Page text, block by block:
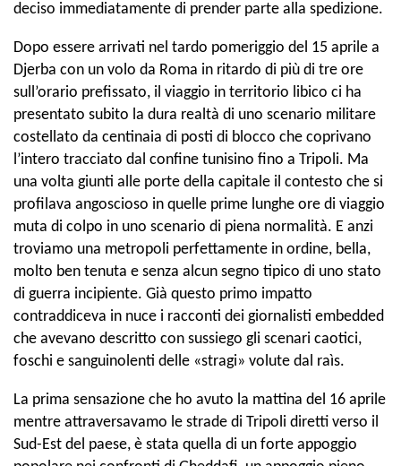
deciso immediatamente di prender parte alla spedizione.
Dopo essere arrivati nel tardo pomeriggio del 15 aprile a
Djerba con un volo da Roma in ritardo di più di tre ore
sull’orario prefissato, il viaggio in territorio libico ci ha
presentato subito la dura realtà di uno scenario militare
costellato da centinaia di posti di blocco che coprivano
l’intero tracciato dal confine tunisino fino a Tripoli. Ma
una volta giunti alle porte della capitale il contesto che si
profilava angoscioso in quelle prime lunghe ore di viaggio
muta di colpo in uno scenario di piena normalità. E anzi
troviamo una metropoli perfettamente in ordine, bella,
molto ben tenuta e senza alcun segno tipico di uno stato
di guerra incipiente. Già questo primo impatto
contraddiceva in nuce i racconti dei giornalisti embedded
che avevano descritto con sussiego gli scenari caotici,
foschi e sanguinolenti delle «stragi» volute dal raìs.
La prima sensazione che ho avuto la mattina del 16 aprile
mentre attraversavamo le strade di Tripoli diretti verso il
Sud-Est del paese, è stata quella di un forte appoggio